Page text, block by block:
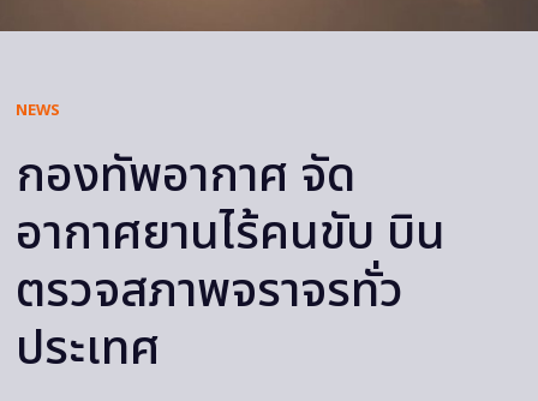
NEWS
กองทัพอากาศ จัด
อากาศยานไร้คนขับ บิน
ตรวจสภาพจราจรทั่ว
ประเทศ